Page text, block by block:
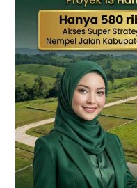
Jalur
Wisata